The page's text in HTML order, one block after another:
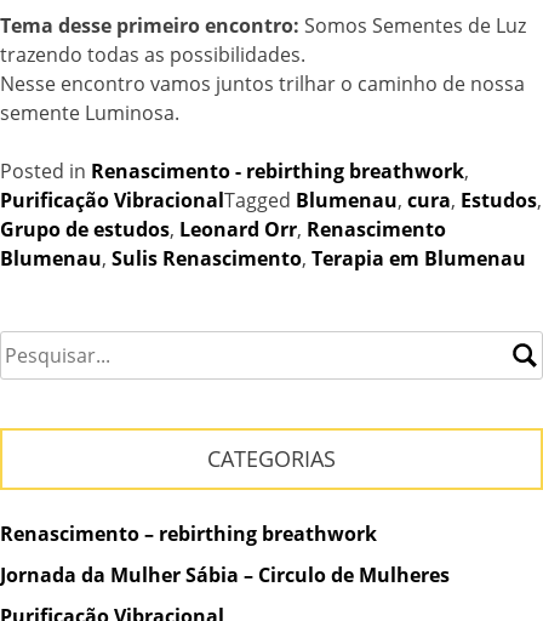
Tema desse primeiro encontro: Somos Sementes de Luz
trazendo todas as possibilidades.
Nesse encontro vamos juntos trilhar o caminho de nossa
semente Luminosa.
Posted in Renascimento - rebirthing breathwork,
Purificação VibracionalTagged Blumenau, cura, Estudos,
Grupo de estudos, Leonard Orr, Renascimento
Blumenau, Sulis Renascimento, Terapia em Blumenau
CATEGORIAS
Renascimento – rebirthing breathwork
Jornada da Mulher Sábia – Circulo de Mulheres